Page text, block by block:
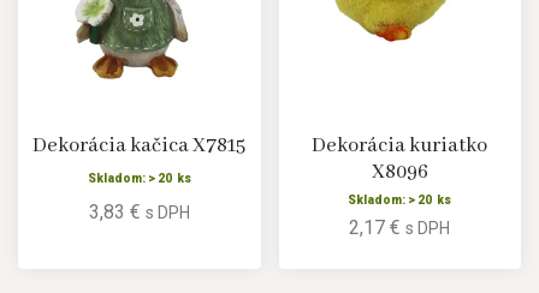
Dekorácia kačica X7815
Skladom: > 20 ks
3,83 € s DPH
Dekorácia kuriatko
X8096
Skladom: > 20 ks
2,17 €s DPH